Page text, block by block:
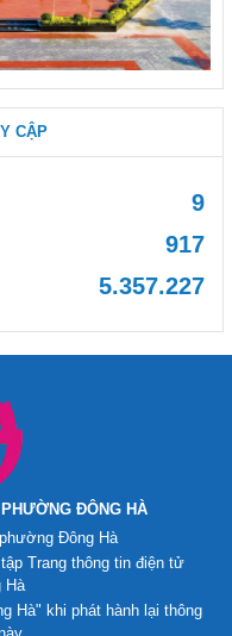
CẬP
9
917
5.357.227
ĐÔNG HÀ
Đông Hà
Trang thông tin điện tử
Hà
Hà" khi phát hành lại thông